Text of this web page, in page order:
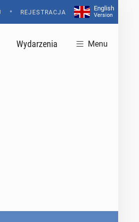
• REJESTRACJA
English
Version
Wydarzenia Menu